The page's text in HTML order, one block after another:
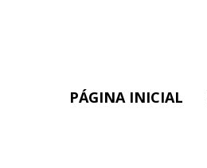
PÁGINA INICIAL